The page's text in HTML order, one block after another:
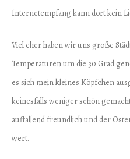
Internetempfang kann dort kein
Viel eher haben wir uns große
Temperaturen um die 30 Grad
es sich mein kleines Köpfchen
keinesfalls weniger schön
auffallend freundlich und der
wert.